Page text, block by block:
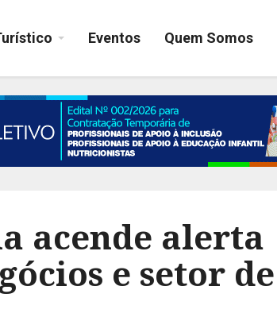
Eventos Quem Somos
acende alerta
e setor de